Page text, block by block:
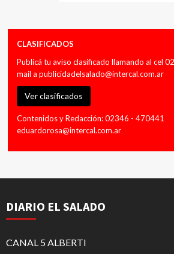
CLASIFICADOS
Publicá tu aviso clasificado llamando al cel
mail a publicidadelsalado@intercal.com.ar
Ver clasificados
Contenidos y Redacción: 02346 - 470441
eduardorosa@intercal.com.ar
DIARIO EL SALADO
CANAL 5 ALBERTI